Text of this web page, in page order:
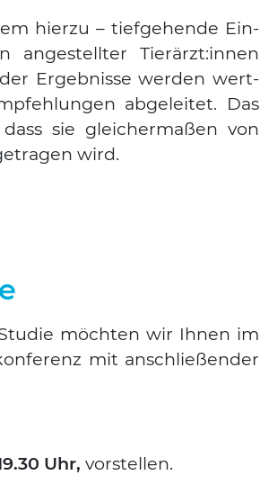
hier­zu – tief­ge­hen­de Ein­
ange­stell­ter Tierärzt:innen
Ergeb­nis­se wer­den wert­
abge­lei­tet. Das
sie glei­cher­ma­ßen von
wird.
möch­ten wir Ihnen im
mit anschlie­ßen­der
Uhr, vor­stel­len.